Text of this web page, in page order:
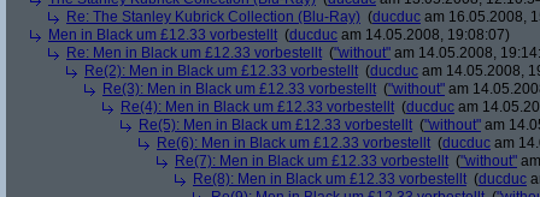
Re: The Stanley Kubrick Collection (Blu-Ray) (ducduc am 16.05.2008,
Men in Black um £12.33 vorbestellt (ducduc am 14.05.2008, 19:08:07)
Re: Men in Black um £12.33 vorbestellt ("without" am 14.05.2008,
Re(2): Men in Black um £12.33 vorbestellt (ducduc am 14.05.2008,
Re(3): Men in Black um £12.33 vorbestellt ("without" am
Re(4): Men in Black um £12.33 vorbestellt (ducduc am
Re(5): Men in Black um £12.33 vorbestellt ("without" am
Re(6): Men in Black um £12.33 vorbestellt (ducduc am
Re(7): Men in Black um £12.33 vorbestellt ("without"
Re(8): Men in Black um £12.33 vorbestellt (ducduc